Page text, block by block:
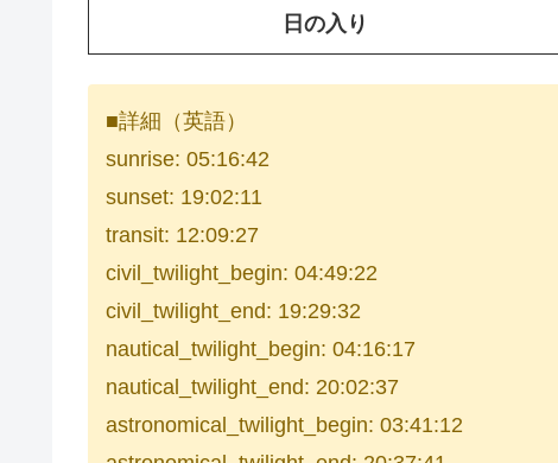
日の入り
■詳細（英語）
sunrise: 05:16:42
sunset: 19:02:11
transit: 12:09:27
civil_twilight_begin: 04:49:22
civil_twilight_end: 19:29:32
nautical_twilight_begin: 04:16:17
nautical_twilight_end: 20:02:37
astronomical_twilight_begin: 03:41:12